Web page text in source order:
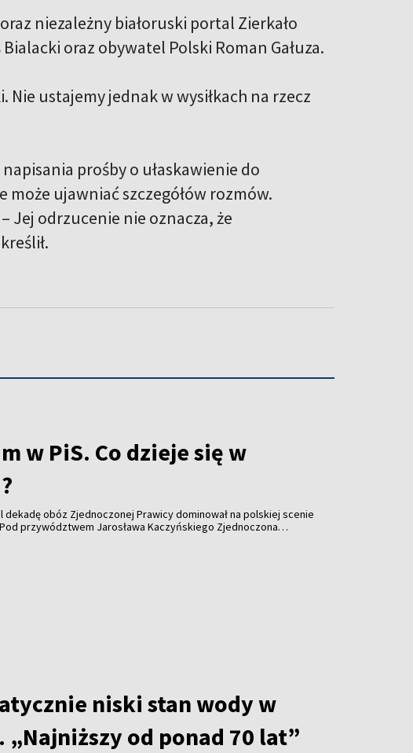
niezależny białoruski portal Zierkało
oraz obywatel Polski Roman Gałuza.
Nie ustajemy jednak w wysiłkach na rzecz
prośby o ułaskawienie do
może ujawniać szczegółów rozmów.
Jej odrzucenie nie oznacza, że
w PiS. Co dzieje się w
dekadę obóz Zjednoczonej Prawicy dominował na polskiej scenie
przywództwem Jarosława Kaczyńskiego Zjednoczona
kto z kim walczy i co znaczy klub parlamentarny Rozwój Plus?
niski stan wody w
„Najniższy od ponad 70 lat”